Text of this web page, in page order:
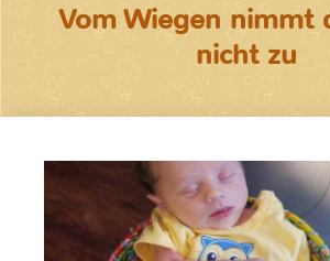
Vom Wiegen nimmt
nicht zu